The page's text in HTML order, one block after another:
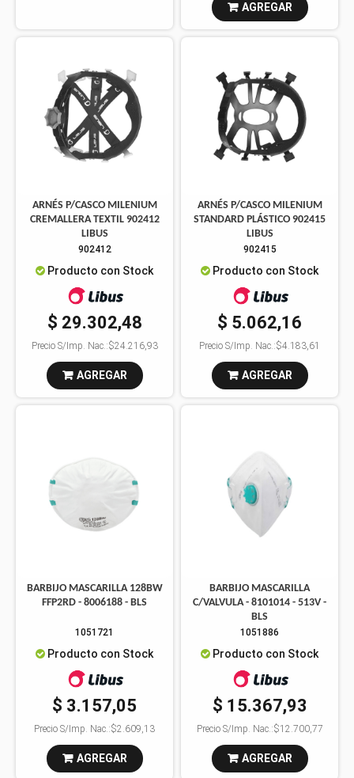
AGREGAR
ARNÉS P/CASCO MILENIUM
CREMALLERA TEXTIL 902412
LIBUS
902412
Producto con Stock
$ 29.302,48
Precio S/Imp. Nac.:$24.216,93
AGREGAR
ARNÉS P/CASCO MILENIUM
STANDARD PLÁSTICO 902415
LIBUS
902415
Producto con Stock
$ 5.062,16
Precio S/Imp. Nac.:$4.183,61
AGREGAR
BARBIJO MASCARILLA 128BW
FFP2RD - 8006188 - BLS
1051721
Producto con Stock
$ 3.157,05
Precio S/Imp. Nac.:$2.609,13
AGREGAR
BARBIJO MASCARILLA
C/VALVULA - 8101014 - 513V -
BLS
1051886
Producto con Stock
$ 15.367,93
Precio S/Imp. Nac.:$12.700,77
AGREGAR